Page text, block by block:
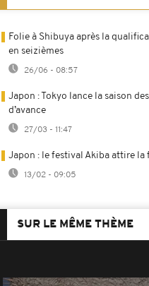
Folie à Shibuya après la
en seizièmes
26/06 - 08:57
Japon : Tokyo lance la saison
d’avance
27/03 - 11:47
Japon : le festival Akiba attire
13/02 - 09:05
SUR LE MÊME THÈME